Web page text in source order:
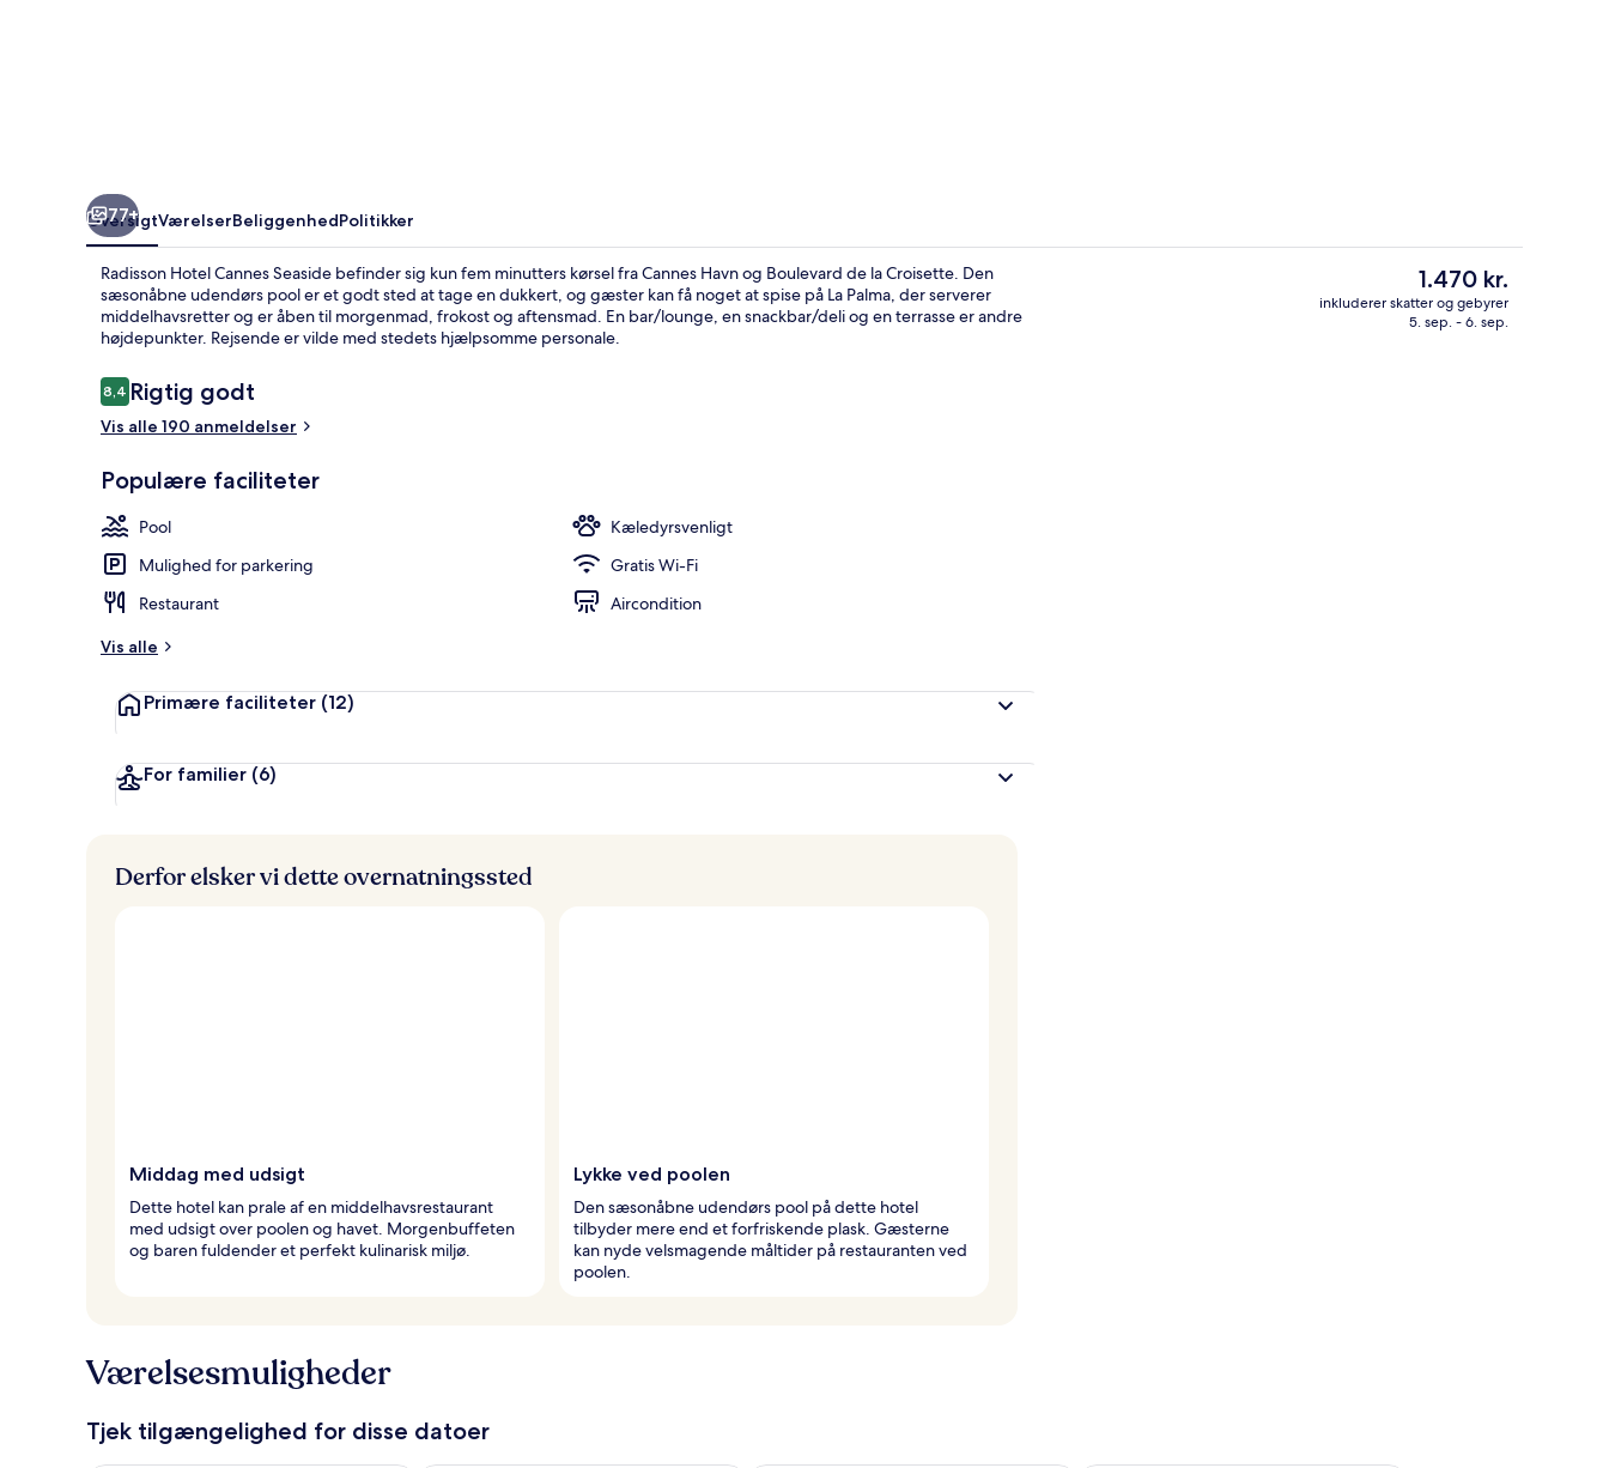
Bar (på overnatningsstedet)
77+
OversigtVærelserBeliggenhedPolitikker
Radisson Hotel Cannes Seaside befinder sig kun fem minutters kørsel fra Cannes Havn og Boulevard de la Croisette. Den
sæsonåbne udendørs pool er et godt sted at tage en dukkert, og gæster kan få noget at spise på La Palma, der serverer
middelhavsretter og er åben til morgenmad, frokost og aftensmad. En bar/lounge, en snackbar/deli og en terrasse er andre
højdepunkter. Rejsende er vilde med stedets hjælpsomme personale.
Anmeldelser
8,48,4 ud af 10.
Rigtig godt
Vis alle 190 anmeldelser
Populære faciliteter
Pool
Kæledyrsvenligt
Mulighed for parkering
Gratis Wi-Fi
Restaurant
Aircondition
Vis alle
Primære faciliteter (12)
For familier (6)
Den
nuværende
pris
1.470 kr.
inkluderer skatter og gebyrer
5. sep. - 6. sep.
Derfor elsker vi dette overnatningssted
Middag med udsigt
Dette hotel kan prale af en middelhavsrestaurant
med udsigt over poolen og havet. Morgenbuffeten
og baren fuldender et perfekt kulinarisk miljø.
Lykke ved poolen
Den sæsonåbne udendørs pool på dette hotel
tilbyder mere end et forfriskende plask. Gæsterne
kan nyde velsmagende måltider på restauranten ved
poolen.
Værelsesmuligheder
Tjek tilgængelighed for disse datoer